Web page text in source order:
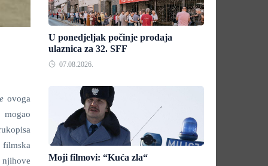
ovoga
filmska
U ponedjeljak počinje prodaja
ulaznica za 32. SFF
07.08.2026.
Moji filmovi: “Kuća zla“